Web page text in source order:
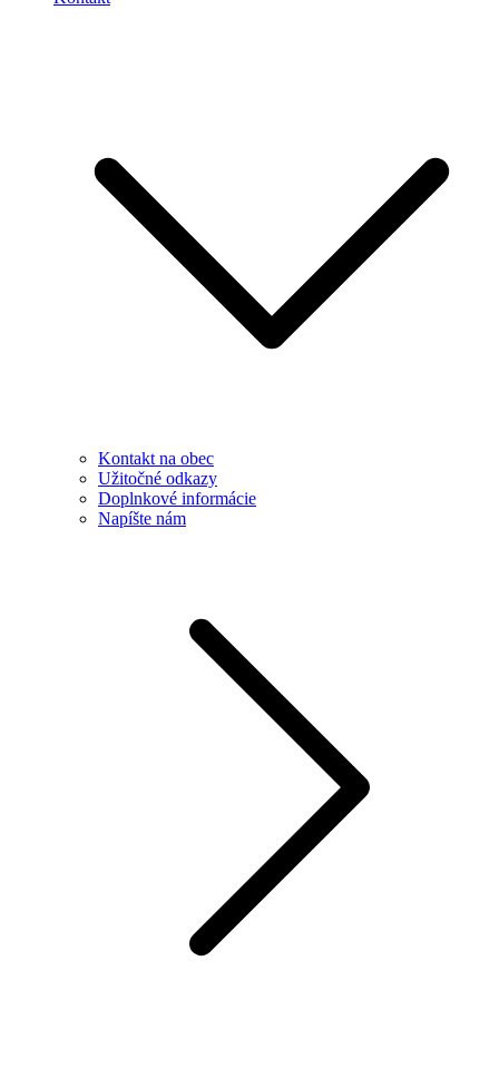
Kontakt na obec
Užitočné odkazy
Doplnkové informácie
Napíšte nám